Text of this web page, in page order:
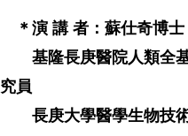
＊演 講 者：蘇仕奇博士
基隆長庚醫院人類全基
究員
長庚大學醫學生物技